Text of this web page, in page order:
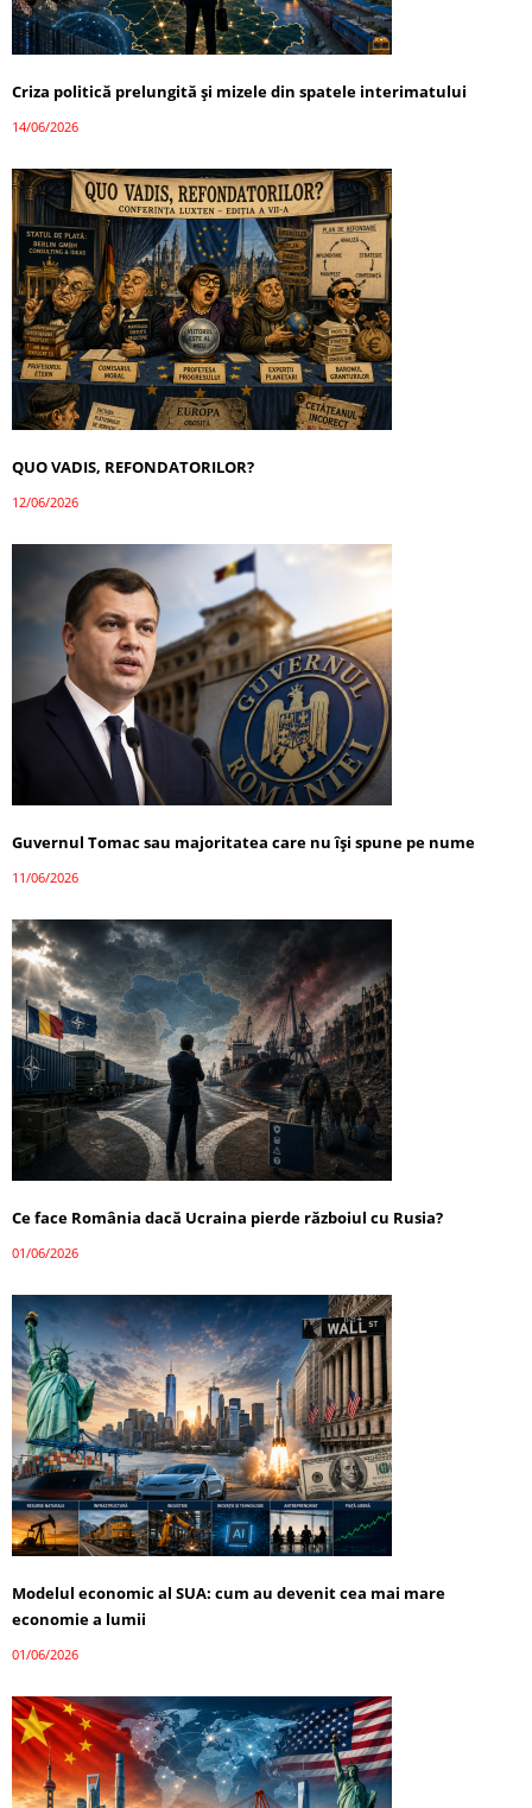
Criza politică prelungită și mizele din spatele interimatului
14/06/2026
QUO VADIS, REFONDATORILOR?
12/06/2026
Guvernul Tomac sau majoritatea care nu își spune pe nume
11/06/2026
Ce face România dacă Ucraina pierde războiul cu Rusia?
01/06/2026
Modelul economic al SUA: cum au devenit cea mai mare
economie a lumii
01/06/2026